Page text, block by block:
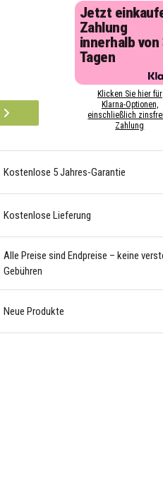
Jetzt
Zahlung
innerhalb von
Tagen
Klicken Sie hier für
Klarna-Optionen,
einschließlich
Zahlung
Kostenlose 5 Jahres-Garantie
Kostenlose Lieferung
Alle Preise sind Endpreise – keine
Gebühren
Neue Produkte